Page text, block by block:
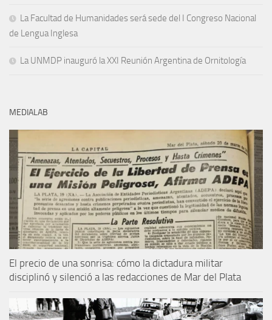
La Facultad de Humanidades será sede del I Congreso Nacional
de Lengua Inglesa
La UNMDP inauguró la XXI Reunión Argentina de Ornitología
MEDIALAB
El precio de una sonrisa: cómo la dictadura militar
disciplinó y silenció a las redacciones de Mar del Plata